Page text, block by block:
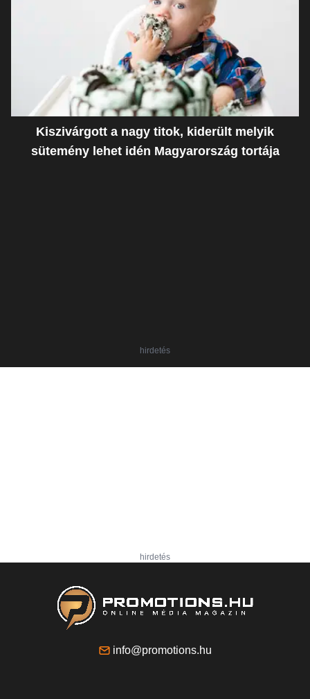
Kiszivárgott a nagy titok, kiderült melyik
sütemény lehet idén Magyarország tortája
hirdetés
hirdetés
info@promotions.hu